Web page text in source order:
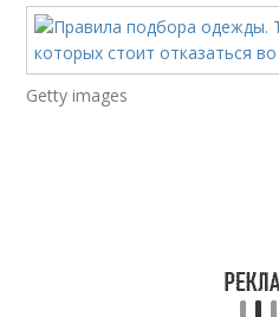
Getty images